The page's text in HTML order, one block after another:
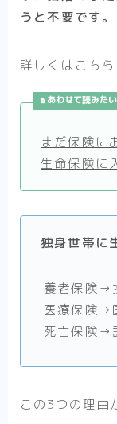
うと不要です。
詳しくはこち
あわせて読みたい
まだ保険に
生命保険に
独身世帯に
養老保険→
医療保険→
死亡保険→
この3つの理由